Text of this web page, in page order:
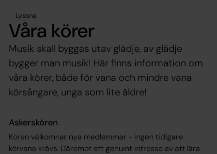
Lyssna
Våra körer
Musik skall byggas utav glädje, av glädje
bygger man musik! Här finns information om
våra körer, både för vana och mindre vana
körsångare, unga som lite äldre!
Askerskören
Kören välkomnar nya medlemmar - ingen tidigare
körvana krävs. Däremot ett genuint intresse av att lära